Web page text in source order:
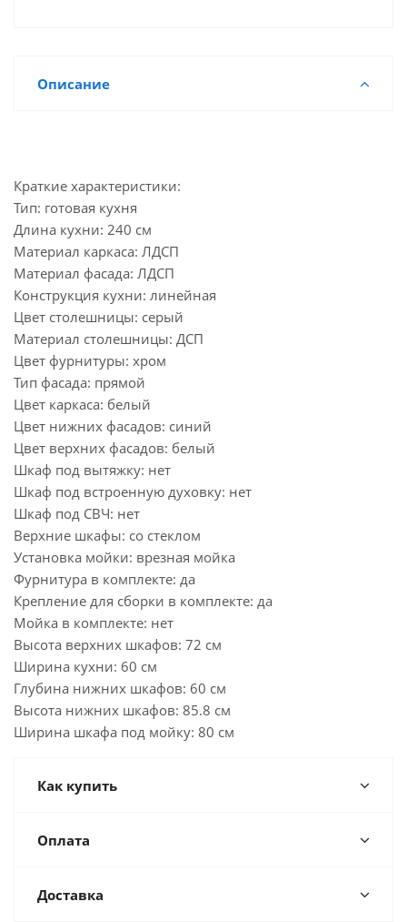
Описание
Краткие характеристики:
Тип: готовая кухня
Длина кухни: 240 см
Материал каркаса: ЛДСП
Материал фасада: ЛДСП
Конструкция кухни: линейная
Цвет столешницы: серый
Материал столешницы: ДСП
Цвет фурнитуры: хром
Тип фасада: прямой
Цвет каркаса: белый
Цвет нижних фасадов: синий
Цвет верхних фасадов: белый
Шкаф под вытяжку: нет
Шкаф под встроенную духовку: нет
Шкаф под СВЧ: нет
Верхние шкафы: со стеклом
Установка мойки: врезная мойка
Фурнитура в комплекте: да
Крепление для сборки в комплекте: да
Мойка в комплекте: нет
Высота верхних шкафов: 72 см
Ширина кухни: 60 см
Глубина нижних шкафов: 60 см
Высота нижних шкафов: 85.8 см
Ширина шкафа под мойку: 80 см
Как купить
Оплата
Доставка